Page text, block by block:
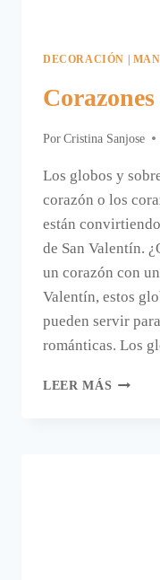
DECORACIÓN
Por Cristina Sanjose
Los globos y
corazón o los
están
de San Valentín.
un corazón con
Valentín, estos
pueden servir
románticas. Los
LEER MÁS